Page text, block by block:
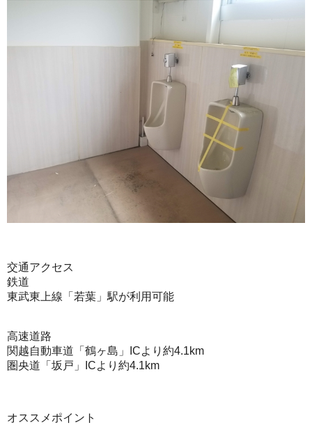
交通アクセス
鉄道
東武東上線「若葉」駅が利用可能
高速道路
関越自動車道「鶴ヶ島」ICより約4.1km
圏央道「坂戸」ICより約4.1km
オススメポイント